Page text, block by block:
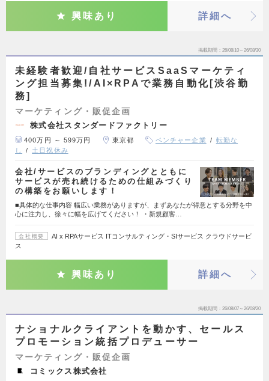
興味あり 詳細へ
掲載期間 26/08/10～26/08/30
未経験者歓迎/自社サービスSaaSマーケティ
ング担当募集!/AI×RPAで業務自動化[渋谷勤
務]
マーケティング・販促企画
株式会社スタンダードファクトリー
400万円 ～ 599万円 東京都 ベンチャー企業
転勤な
し
土日祝休み
会社/サービスのブランディングとともに
サービスが売れ続けるための仕組みづくり
の構築をお願いします！
■具体的な仕事内容 幅広い業務がありますが、まずあなたが得意とする分野を中
心に注力し、徐々に幅を広げてください！ ・新規顧客…
会社概要
AI x RPAサービス ITコンサルティング・SIサービス クラウドサービ
ス
興味あり 詳細へ
掲載期間 26/08/07～26/08/20
ナショナルクライアントを動かす、セールス
プロモーション統括プロデューサー
マーケティング・販促企画
コミックス株式会社